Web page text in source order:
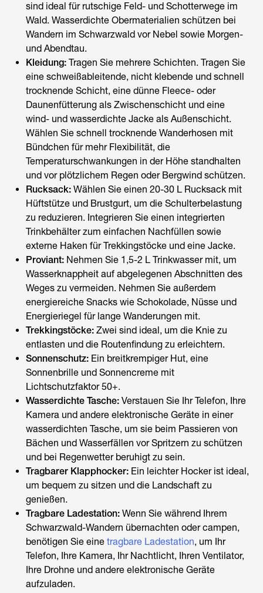
sind ideal für rutschige Feld- und Schotterwege im
Wald. Wasserdichte Obermaterialien schützen bei
Wandern im Schwarzwald vor Nebel sowie Morgen-
und Abendtau.
Kleidung: Tragen Sie mehrere Schichten. Tragen Sie
eine schweißableitende, nicht klebende und schnell
trocknende Schicht, eine dünne Fleece- oder
Daunenfütterung als Zwischenschicht und eine
wind- und wasserdichte Jacke als Außenschicht.
Wählen Sie schnell trocknende Wanderhosen mit
Bündchen für mehr Flexibilität, die
Temperaturschwankungen in der Höhe standhalten
und vor plötzlichem Regen oder Bergwind schützen.
Rucksack: Wählen Sie einen 20-30 L Rucksack mit
Hüftstütze und Brustgurt, um die Schulterbelastung
zu reduzieren. Integrieren Sie einen integrierten
Trinkbehälter zum einfachen Nachfüllen sowie
externe Haken für Trekkingstöcke und eine Jacke.
Proviant: Nehmen Sie 1,5-2 L Trinkwasser mit, um
Wasserknappheit auf abgelegenen Abschnitten des
Weges zu vermeiden. Nehmen Sie außerdem
energiereiche Snacks wie Schokolade, Nüsse und
Energieriegel für lange Wanderungen mit.
Trekkingstöcke: Zwei sind ideal, um die Knie zu
entlasten und die Routenfindung zu erleichtern.
Sonnenschutz: Ein breitkrempiger Hut, eine
Sonnenbrille und Sonnencreme mit
Lichtschutzfaktor 50+.
Wasserdichte Tasche: Verstauen Sie Ihr Telefon, Ihre
Kamera und andere elektronische Geräte in einer
wasserdichten Tasche, um sie beim Passieren von
Bächen und Wasserfällen vor Spritzern zu schützen
und bei Regenwetter beruhigt zu sein.
Tragbarer Klapphocker: Ein leichter Hocker ist ideal,
um bequem zu sitzen und die Landschaft zu
genießen.
Tragbare Ladestation: Wenn Sie während Ihrem
Schwarzwald-Wandern übernachten oder campen,
benötigen Sie eine tragbare Ladestation, um Ihr
Telefon, Ihre Kamera, Ihr Nachtlicht, Ihren Ventilator,
Ihre Drohne und andere elektronische Geräte
aufzuladen.